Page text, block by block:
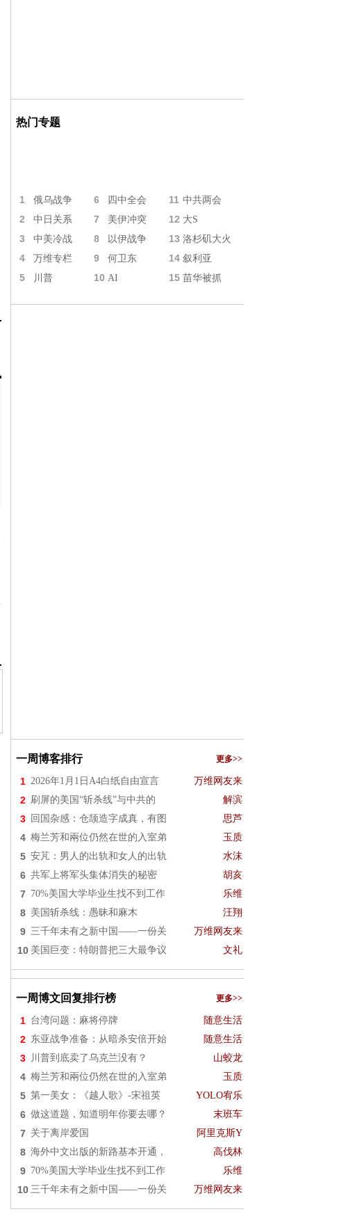
热门专题
1 俄乌战争 6 四中全会 11 中共两会
2 中日关系 7 美伊冲突 12 大S
3 中美冷战 8 以伊战争 13 洛杉矶大火
4 万维专栏 9 何卫东 14 叙利亚
5 川普 10 AI 15 苗华被抓
一周博客排行 更多>>
1 2026年1月1日A4白纸自由宣言 万维网友来
2 刷屏的美国“斩杀线”与中共的 解滨
3 回国杂感：仓颉造字成真，有图 思芦
4 梅兰芳和兩位仍然在世的入室弟 玉质
5 安芃：男人的出轨和女人的出轨 水沫
6 共军上将军头集体消失的秘密 胡亥
7 70%美国大学毕业生找不到工作 乐维
8 美国斩杀线：愚昧和麻木 汪翔
9 三千年未有之新中国——一份关 万维网友来
10 美国巨变：特朗普把三大最争议 文礼
一周博文回复排行榜 更多>>
1 台湾问题：麻将停牌 随意生活
2 东亚战争准备：从暗杀安倍开始 随意生活
3 川普到底卖了乌克兰没有？ 山蛟龙
4 梅兰芳和兩位仍然在世的入室弟 玉质
5 第一美女：《越人歌》-宋祖英 YOLO宥乐
6 做这道题，知道明年你要去哪？ 末班车
7 关于离岸爱国 阿里克斯Y
8 海外中文出版的新路基本开通， 高伐林
9 70%美国大学毕业生找不到工作 乐维
10 三千年未有之新中国——一份关 万维网友来